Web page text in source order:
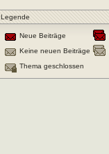
Legende
Neue Beiträge
Keine neuen Beiträge
Thema geschlossen